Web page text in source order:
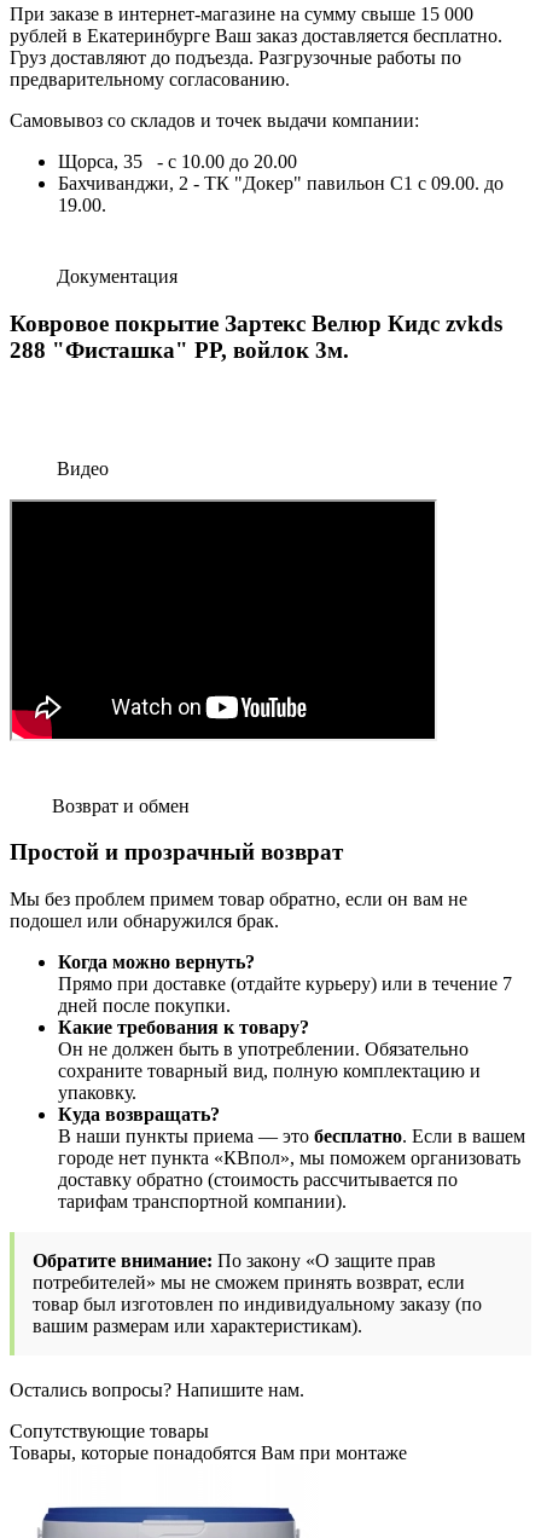
При заказе в интернет-магазине на сумму свыше 15 000
рублей в Екатеринбурге Ваш заказ доставляется бесплатно.
Груз доставляют до подъезда. Разгрузочные работы по
предварительному согласованию.
Самовывоз со складов и точек выдачи компании:
Щорса, 35 - с 10.00 до 20.00
Бахчиванджи, 2 - ТК "Докер" павильон С1 с 09.00. до
19.00.
Документация
Ковровое покрытие Зартекс Велюр Кидс zvkds
288 "Фисташка" PP, войлок 3м.
Видео
Возврат и обмен
Простой и прозрачный возврат
Мы без проблем примем товар обратно, если он вам не
подошел или обнаружился брак.
Когда можно вернуть?
Прямо при доставке (отдайте курьеру) или в течение 7
дней после покупки.
Какие требования к товару?
Он не должен быть в употреблении. Обязательно
сохраните товарный вид, полную комплектацию и
упаковку.
Куда возвращать?
В наши пункты приема — это бесплатно. Если в вашем
городе нет пункта «КВпол», мы поможем организовать
доставку обратно (стоимость рассчитывается по
тарифам транспортной компании).
Обратите внимание: По закону «О защите прав
потребителей» мы не сможем принять возврат, если
товар был изготовлен по индивидуальному заказу (по
вашим размерам или характеристикам).
Остались вопросы? Напишите нам.
Сопутствующие товары
Товары, которые понадобятся Вам при монтаже